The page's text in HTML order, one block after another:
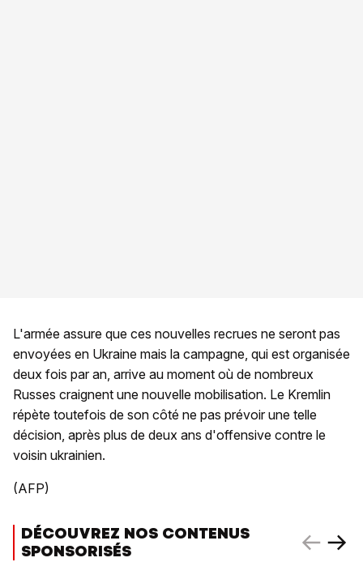
L'armée assure que ces nouvelles recrues ne seront pas
envoyées en Ukraine mais la campagne, qui est organisée
deux fois par an, arrive au moment où de nombreux
Russes craignent une nouvelle mobilisation. Le Kremlin
répète toutefois de son côté ne pas prévoir une telle
décision, après plus de deux ans d'offensive contre le
voisin ukrainien.
(AFP)
DÉCOUVREZ NOS CONTENUS
SPONSORISÉS